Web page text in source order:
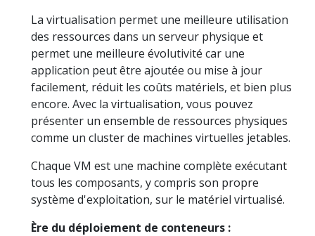
La virtualisation permet une meilleure utilisation
des ressources dans un serveur physique et
permet une meilleure évolutivité car une
application peut être ajoutée ou mise à jour
facilement, réduit les coûts matériels, et bien plus
encore. Avec la virtualisation, vous pouvez
présenter un ensemble de ressources physiques
comme un cluster de machines virtuelles jetables.
Chaque VM est une machine complète exécutant
tous les composants, y compris son propre
système d'exploitation, sur le matériel virtualisé.
Ère du déploiement de conteneurs :